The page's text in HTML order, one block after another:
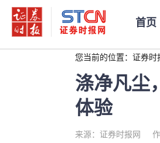
首页
您当前的位置： 证券时
涤净凡尘
体验
来源：证券时报网